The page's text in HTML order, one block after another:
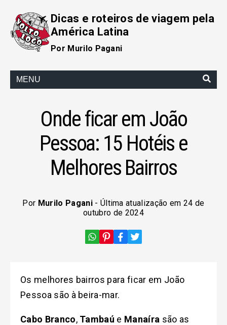
Dicas e roteiros de viagem pela
América Latina
Por Murilo Pagani
MENU
Onde ficar em João
Pessoa: 15 Hotéis e
Melhores Bairros
Por Murilo Pagani- Última atualização em 24 de
outubro de 2024
Os melhores bairros para ficar em João
Pessoa são à beira-mar.
Cabo Branco, Tambaú e Manaíra são as